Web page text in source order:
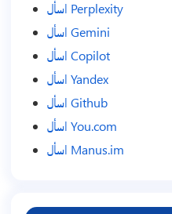
اسأل Perplexity
اسأل Gemini
اسأل Copilot
اسأل Yandex
اسأل Github
اسأل You.com
اسأل Manus.im